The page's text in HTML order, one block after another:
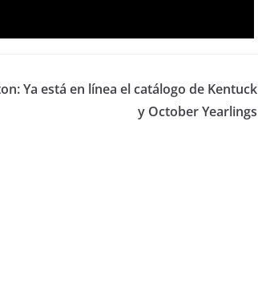
Ya está en línea el catálogo de Kentuck
y October Yearlings